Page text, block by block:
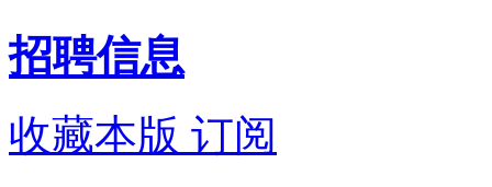
招聘信息
收藏本版 订阅